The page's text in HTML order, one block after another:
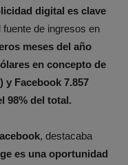
digital es clave
de ingresos en
meses del año
en concepto de
y Facebook 7.857
98% del total.
, destacaba
es una oportunidad